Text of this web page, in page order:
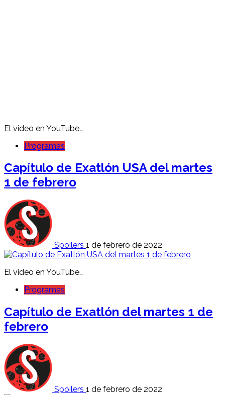
El video en YouTube…
Programas
Capítulo de Exatlón USA del martes
1 de febrero
Spoilers 1 de febrero de 2022
El video en YouTube…
Programas
Capítulo de Exatlón del martes 1 de
febrero
Spoilers 1 de febrero de 2022